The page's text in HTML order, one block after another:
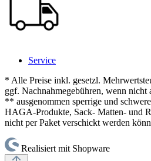
Service
* Alle Preise inkl. gesetzl.
ggf. Nachnahmegebühren, wenn nicht
** ausgenommen sperrige und
HAGA-Produkte, Sack- Matten- und
nicht per Paket verschickt werden
Realisiert mit Shopware